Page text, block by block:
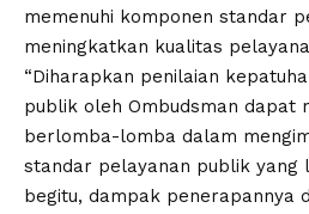
memenuhi komponen standar
meningkatkan kualitas
“Diharapkan penilaian
publik oleh Ombudsman dapat
berlomba-lomba dalam
standar pelayanan publik yang
begitu, dampak penerapannya